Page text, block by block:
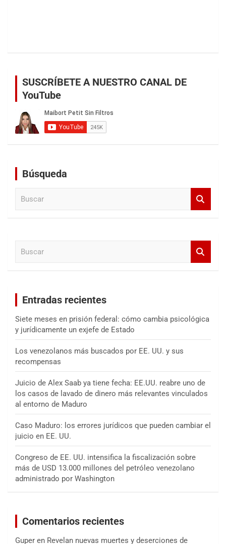
SUSCRÍBETE A NUESTRO CANAL DE
YouTube
Búsqueda
Entradas recientes
Siete meses en prisión federal: cómo cambia psicológica
y jurídicamente un exjefe de Estado
Los venezolanos más buscados por EE. UU. y sus
recompensas
Juicio de Alex Saab ya tiene fecha: EE.UU. reabre uno de
los casos de lavado de dinero más relevantes vinculados
al entorno de Maduro
Caso Maduro: los errores jurídicos que pueden cambiar el
juicio en EE. UU.
Congreso de EE. UU. intensifica la fiscalización sobre
más de USD 13.000 millones del petróleo venezolano
administrado por Washington
Comentarios recientes
Guper en Revelan nuevas muertes y deserciones de